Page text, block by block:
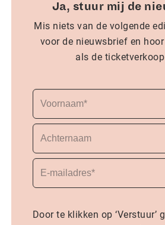
Ja, stuur mij de
Mis niets van de volgende
voor de nieuwsbrief en
als de
Door te klikken op ‘Verstuur’